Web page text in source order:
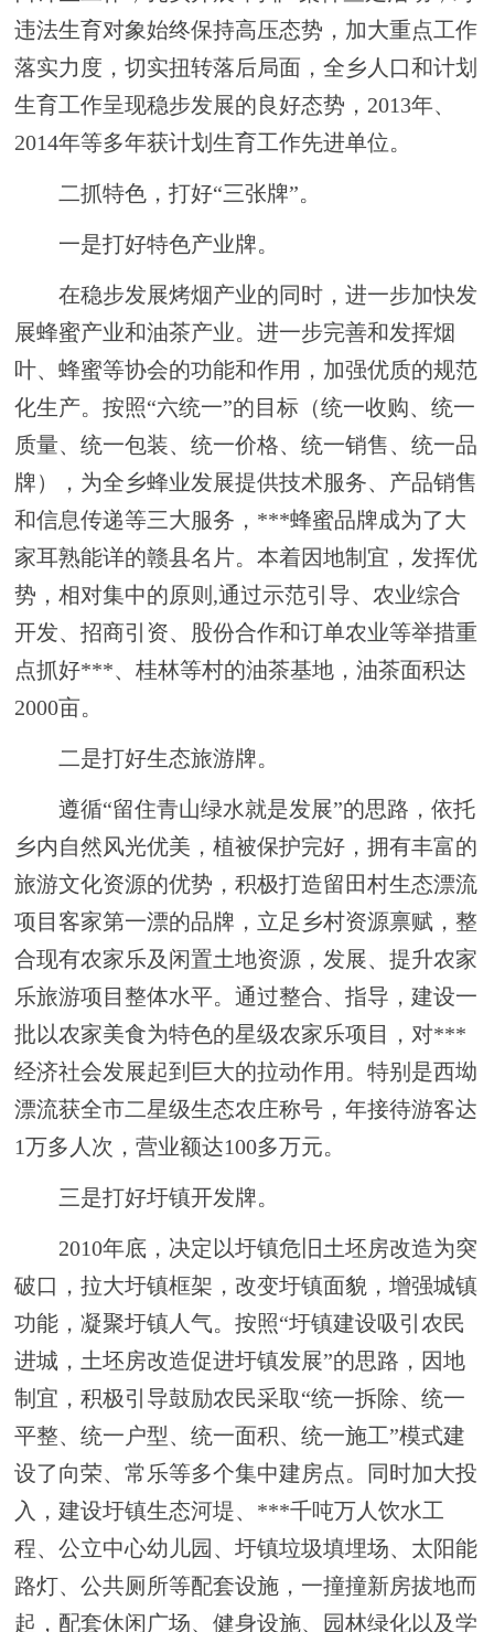
违法生育对象始终保持高压态势，加大重点工作
落实力度，切实扭转落后局面，全乡人口和计划
生育工作呈现稳步发展的良好态势，2013年、
2014年等多年获计划生育工作先进单位。
二抓特色，打好“三张牌”。
一是打好特色产业牌。
在稳步发展烤烟产业的同时，进一步加快发
展蜂蜜产业和油茶产业。进一步完善和发挥烟
叶、蜂蜜等协会的功能和作用，加强优质的规范
化生产。按照“六统一”的目标（统一收购、统一
质量、统一包装、统一价格、统一销售、统一品
牌），为全乡蜂业发展提供技术服务、产品销售
和信息传递等三大服务，***蜂蜜品牌成为了大
家耳熟能详的赣县名片。本着因地制宜，发挥优
势，相对集中的原则,通过示范引导、农业综合
开发、招商引资、股份合作和订单农业等举措重
点抓好***、桂林等村的油茶基地，油茶面积达
2000亩。
二是打好生态旅游牌。
遵循“留住青山绿水就是发展”的思路 ，依托
乡内自然风光优美，植被保护完好，拥有丰富的
旅游文化资源的优势，积极打造留田村生态漂流
项目客家第一漂的品牌，立足乡村资源禀赋，整
合现有农家乐及闲置土地资源，发展、提升农家
乐旅游项目整体水平。通过整合、指导，建设一
批以农家美食为特色的星级农家乐项目， 对***
经济社会发展起到巨大的拉动作用 。特别是西坳
漂流获全市二星级生态农庄称号，年接待游客达
1万多人次，营业额达100多万元。
三是打好圩镇开发牌。
2010年底，决定以圩镇危旧土坯房改造为突
破口，拉大圩镇框架，改变圩镇面貌，增强城镇
功能，凝聚圩镇人气。按照“圩镇建设吸引农民
进城，土坯房改造促进圩镇发展”的思路，因地
制宜，积极引导鼓励农民采取“统一拆除、统一
平整、统一户型、统一面积、统一施工”模式建
设了向荣、常乐等多个集中建房点。同时加大投
入，建设圩镇生态河堤、 ***千吨万人饮水工
程、公立中心幼儿园、圩镇垃圾填埋场、太阳能
路灯、公共厕所等配套设施， 一撞撞新房拔地而
起，配套休闲广场、健身设施、园林绿化以及学